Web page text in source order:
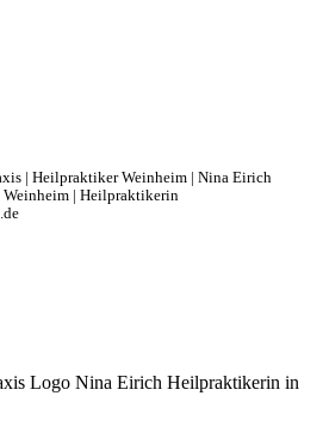
| Heilpraktiker Weinheim | Nina Eirich
Weinheim | Heilpraktikerin